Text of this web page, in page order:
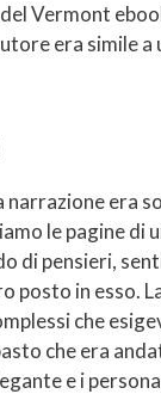
Vermont
era simile
narrazione
le pagine di
di pensieri,
posto in esso.
che
che era
e i